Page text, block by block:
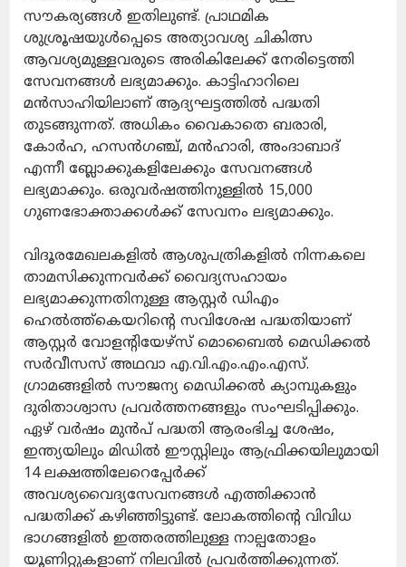
സൗകര്യങ്ങൾ ഇതിലുണ്ട്. പ്രാഥമിക
ശുശ്രൂഷയുൾപ്പെടെ അത്യാവശ്യ ചികിത്സ
ആവശ്യമുള്ളവരുടെ അരികിലേക്ക് നേരിട്ടെത്തി
സേവനങ്ങൾ ലഭ്യമാക്കും. കാട്ടിഹാറിലെ
മൻസാഹിയിലാണ് ആദ്യഘട്ടത്തിൽ പദ്ധതി
തുടങ്ങുന്നത്. അധികം വൈകാതെ ബരാരി,
കോർഹ, ഹസൻഗഞ്ച്, മൻഹാരി, അംദാബാദ്
എന്നീ ബ്ലോക്കുകളിലേക്കും സേവനങ്ങൾ
ലഭ്യമാക്കും. ഒരുവർഷത്തിനുള്ളിൽ 15,000
ഗുണഭോക്താക്കൾക്ക് സേവനം ലഭ്യമാക്കും.
വിദൂരമേഖലകളിൽ ആശുപത്രികളിൽ നിന്നകലെ
താമസിക്കുന്നവർക്ക് വൈദ്യസഹായം
ലഭ്യമാക്കുന്നതിനുള്ള ആസ്റ്റർ ഡിഎം
ഹെൽത്ത്കെയറിന്റെ സവിശേഷ പദ്ധതിയാണ്
ആസ്റ്റർ വോളന്റിയേഴ്‌സ് മൊബൈൽ മെഡിക്കൽ
സർവീസസ് അഥവാ എ.വി.എം.എം.എസ്.
ഗ്രാമങ്ങളിൽ സൗജന്യ മെഡിക്കൽ ക്യാമ്പുകളും
ദുരിതാശ്വാസ പ്രവർത്തനങ്ങളും സംഘടിപ്പിക്കും.
ഏഴ് വർഷം മുൻപ് പദ്ധതി ആരംഭിച്ച ശേഷം,
ഇന്ത്യയിലും മിഡിൽ ഈസ്റ്റിലും ആഫ്രിക്കയിലുമായി
14 ലക്ഷത്തിലേറെപ്പേർക്ക്
അവശ്യവൈദ്യസേവനങ്ങൾ എത്തിക്കാൻ
പദ്ധതിക്ക് കഴിഞ്ഞിട്ടുണ്ട്. ലോകത്തിന്റെ വിവിധ
ഭാഗങ്ങളിൽ ഇത്തരത്തിലുള്ള നാല്പതോളം
യൂണിറ്റുകളാണ് നിലവിൽ പ്രവർത്തിക്കുന്നത്.